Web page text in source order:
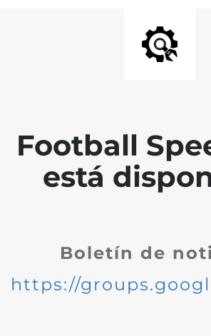
Football
está
Boletín de
https://